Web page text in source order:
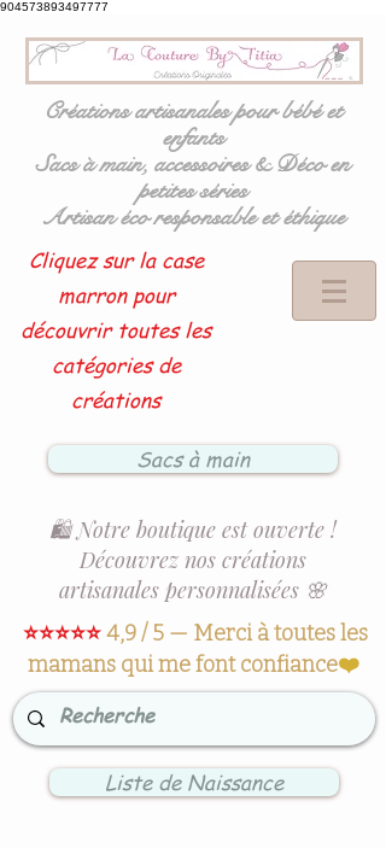
904573893497777
Créations artisanales pour bébé et
enfants
Sacs à main, accessoires & Déco en
petites séries
Artisan éco responsable et éthique
Cliquez sur la case
marron pour
découvrir toutes les
catégories de
créations
Sacs à main
🛍️ Notre boutique est ouverte !
Découvrez nos créations
artisanales personnalisées 🌸
⭐⭐⭐⭐⭐4,9 / 5 — Merci à toutes les
mamans qui me font confiance❤️
Liste de Naissance